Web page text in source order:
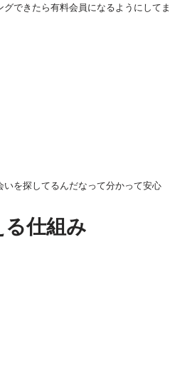
できたら有料会員になるようにしてま
いを探してるんだなって分かって安心
仕組み